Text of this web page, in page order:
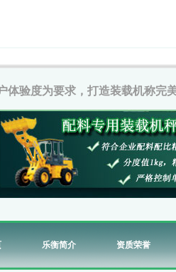
验度为要求，打造装载机称完美
乐衡简介 资质荣誉